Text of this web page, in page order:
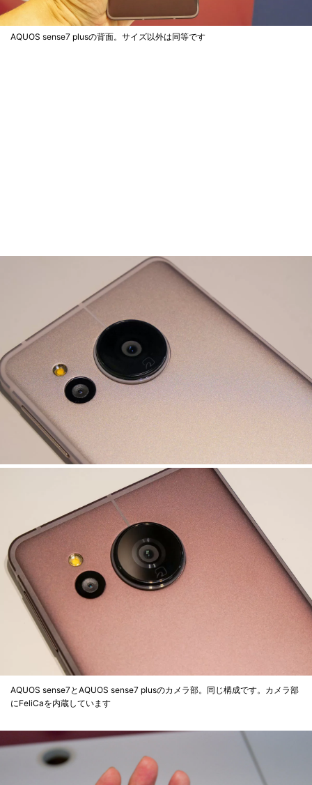
AQUOS sense7 plusの背面。サイズ以外は同等です
AQUOS sense7とAQUOS sense7 plusのカメラ部。同じ構成です。カメラ部
にFeliCaを内蔵しています